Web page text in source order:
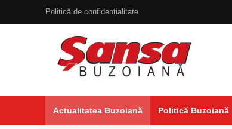
Politică de confidențialitate
Actualitatea Buzoiană Politică Buzoiană